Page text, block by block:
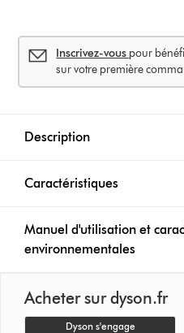
Inscrivez-vous pour
sur votre première
Description
Caractéristiques
Manuel d'utilisation et
environnementales
Acheter sur dyson.fr
Dyson s'engage